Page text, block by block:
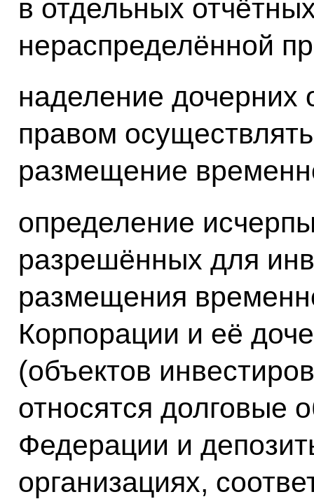
в отдельных
нераспределённой
наделение дочерних
правом
размещение
определение
разрешённых для
размещения
Корпорации и её
(объектов
относятся долговые
Федерации и
организациях,